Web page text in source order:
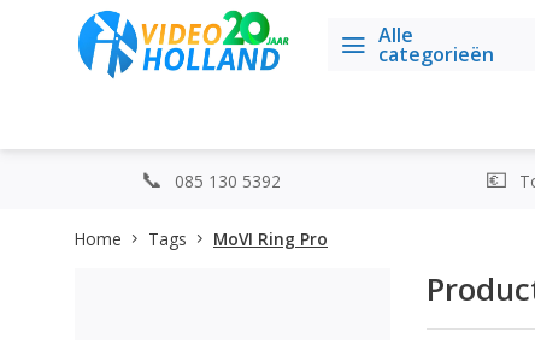
Alle
categorieën
085 130 5392
Home Tags MoVI Ring Pro